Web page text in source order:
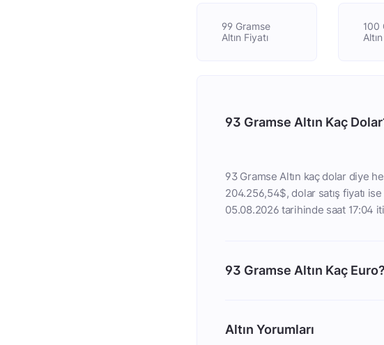
99 Gramse
Altın Fiyatı
100
93 Gramse Altın Kaç
93 Gramse Altın kaç dolar diye
204.256,54$, dolar satış fiyatı
05.08.2026 tarihinde saat 17:04
93 Gramse Altın Kaç Euro?
Altın Yorumları